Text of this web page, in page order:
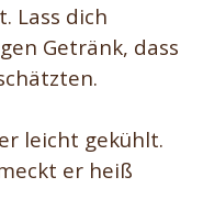
Lass dich
Getränk, dass
leicht gekühlt.
er heiß